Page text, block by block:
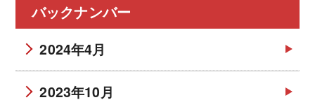
バックナンバー
2024年4月
2023年10月